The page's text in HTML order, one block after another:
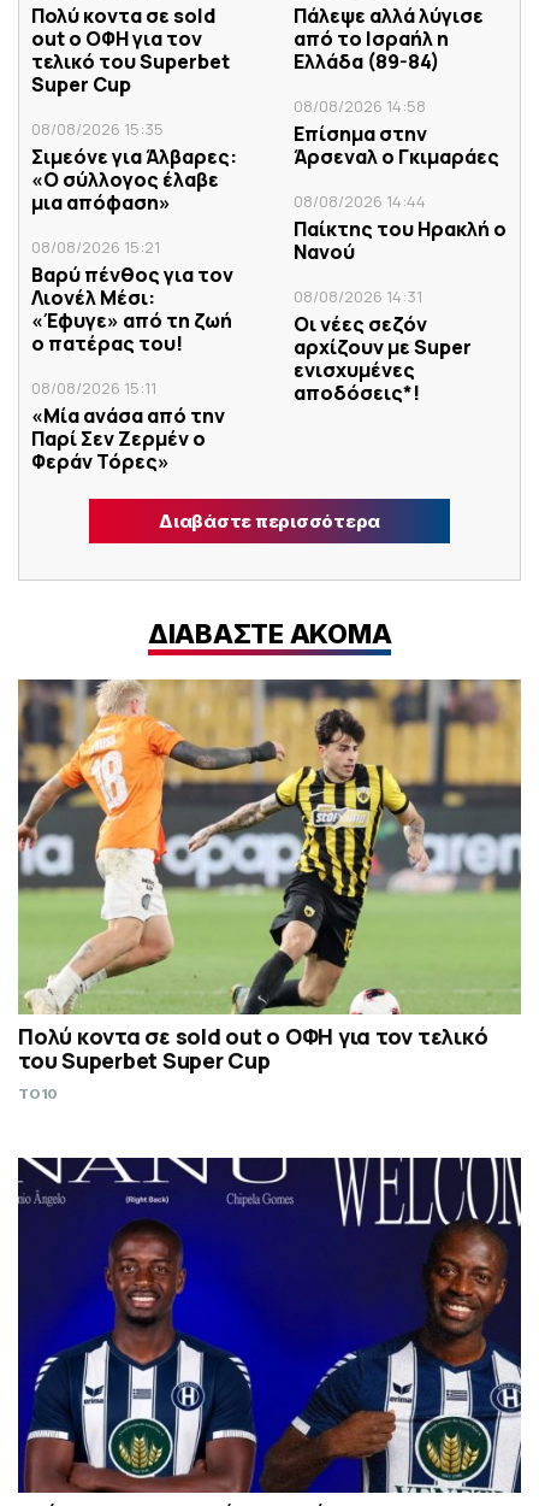
Πολύ κοντα σε sold
out ο ΟΦΗ για τον
τελικό του Superbet
Super Cup
08/08/2026 15:35
Σιμεόνε για Άλβαρες:
«Ο σύλλογος έλαβε
μια απόφαση»
08/08/2026 15:21
Βαρύ πένθος για τον
Λιονέλ Μέσι:
«Έφυγε» από τη ζωή
ο πατέρας του!
08/08/2026 15:11
«Μία ανάσα από την
Παρί Σεν Ζερμέν ο
Φεράν Τόρες»
Πάλεψε αλλά λύγισε
από το Ισραήλ η
Ελλάδα (89-84)
08/08/2026 14:58
Επίσημα στην
Άρσεναλ ο Γκιμαράες
08/08/2026 14:44
Παίκτης του Ηρακλή ο
Νανού
08/08/2026 14:31
Οι νέες σεζόν
αρχίζουν με Super
ενισχυμένες
αποδόσεις*!
Διαβάστε περισσότερα
ΔΙΑΒΑΣΤΕ ΑΚΟΜΑ
Πολύ κοντα σε sold out ο ΟΦΗ για τον τελικό
του Superbet Super Cup
TO10